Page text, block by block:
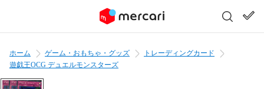
ホーム ゲーム・おもちゃ・グッズ
トレーディングカード
遊戯王OCG デュエルモンスターズ